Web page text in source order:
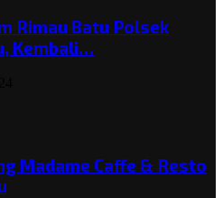
Rimau Batu Polsek
Kembali…
Madame Caffe & Resto